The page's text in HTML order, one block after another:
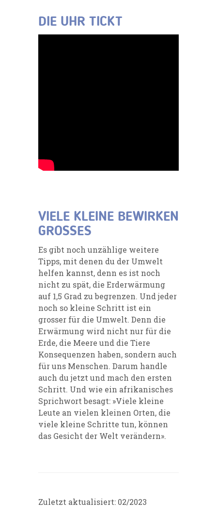
DIE UHR TICKT
VIELE KLEINE BEWIRKEN
GROSSES
Es gibt noch unzählige weitere
Tipps, mit denen du der Umwelt
helfen kannst, denn es ist noch
nicht zu spät, die Erderwärmung
auf 1,5 Grad zu begrenzen. Und jeder
noch so kleine Schritt ist ein
grosser für die Umwelt. Denn die
Erwärmung wird nicht nur für die
Erde, die Meere und die Tiere
Konsequenzen haben, sondern auch
für uns Menschen. Darum handle
auch du jetzt und mach den ersten
Schritt. Und wie ein afrikanisches
Sprichwort besagt: »Viele kleine
Leute an vielen kleinen Orten, die
viele kleine Schritte tun, können
das Gesicht der Welt verändern».
Zuletzt aktualisiert: 02/2023